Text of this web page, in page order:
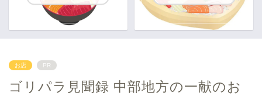
お店 PR
ゴリパラ見聞録 中部地方の一献のお